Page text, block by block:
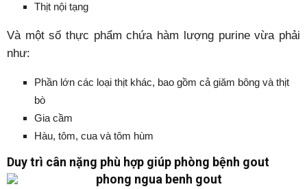
Thịt nội tạng
Và một số thực phẩm chứa hàm lượng purine vừa phải
như:
Phần lớn các loại thịt khác, bao gồm cả giăm bông và thịt
bò
Gia cầm
Hàu, tôm, cua và tôm hùm
Duy trì cân nặng phù hợp giúp phòng bệnh gout